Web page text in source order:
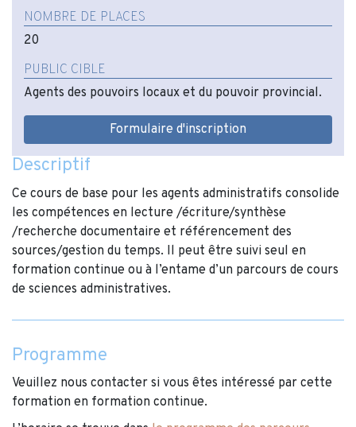
NOMBRE DE PLACES
20
PUBLIC CIBLE
Agents des pouvoirs locaux et du pouvoir provincial.
Formulaire d'inscription
Descriptif
Ce cours de base pour les agents administratifs consolide
les compétences en lecture /écriture/synthèse
/recherche documentaire et référencement des
sources/gestion du temps. Il peut être suivi seul en
formation continue ou à l’entame d’un parcours de cours
de sciences administratives.
Programme
Veuillez nous contacter si vous êtes intéressé par cette
formation en formation continue.